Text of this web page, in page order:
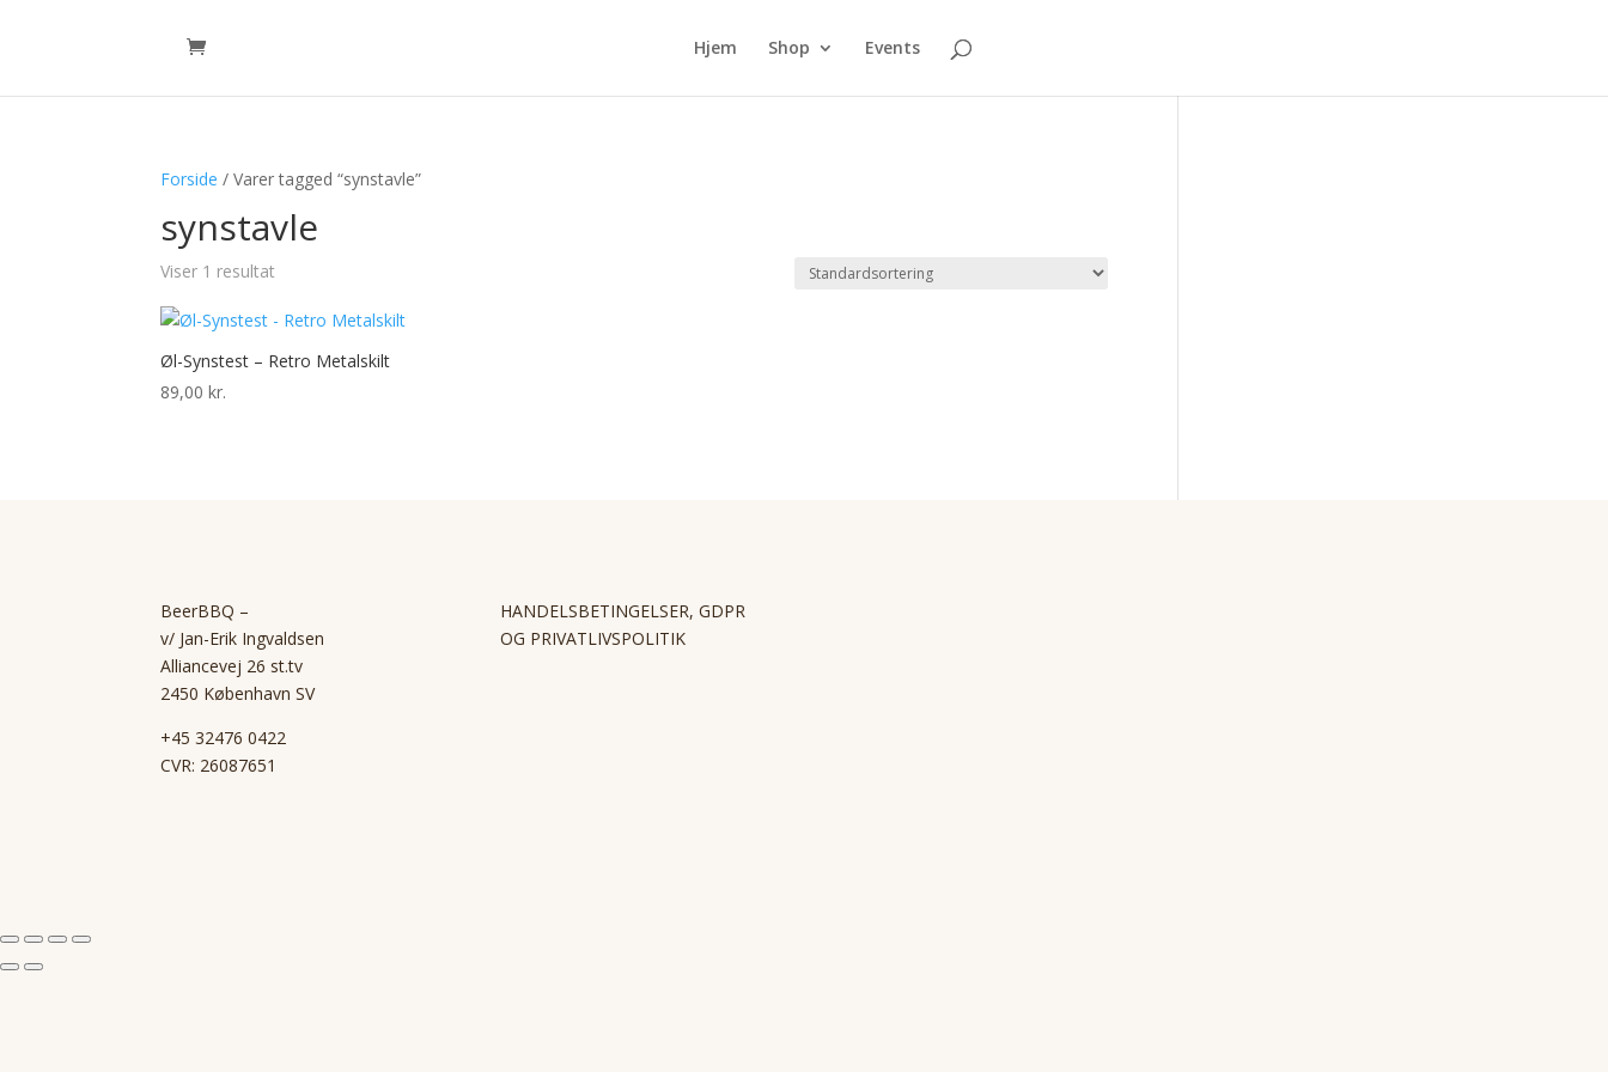
Hjem Shop Events
Forside / Varer tagged “synstavle”
synstavle
Viser 1 resultat
Øl-Synstest – Retro Metalskilt
89,00kr.
BeerBBQ –
v/ Jan-Erik Ingvaldsen
Alliancevej 26 st.tv
2450 København SV
+45 32476 0422
CVR: 26087651
HANDELSBETINGELSER, GDPR
OG PRIVATLIVSPOLITIK